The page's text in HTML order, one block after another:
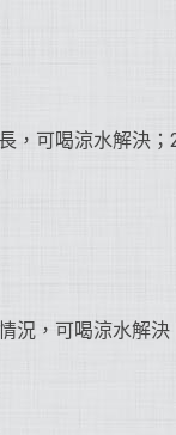
，可喝涼水解決；
況，可喝涼水解決